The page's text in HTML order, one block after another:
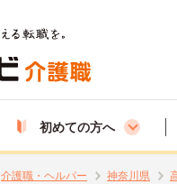
初めての方へ
介護職・ヘルパー 神奈川県